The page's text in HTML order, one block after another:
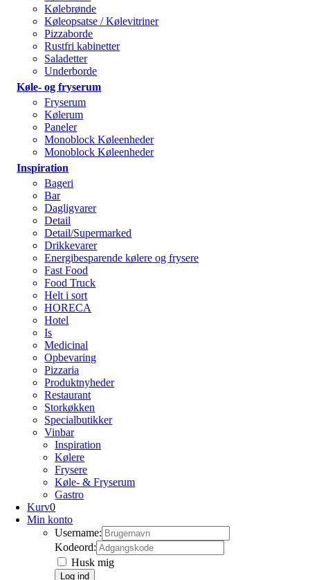
Kølebrønde
Køleopsatse / Kølevitriner
Pizzaborde
Rustfri kabinetter
Saladetter
Underborde
Køle- og fryserum
Fryserum
Kølerum
Paneler
Monoblock Køleenheder
Monoblock Køleenheder
Inspiration
Bageri
Bar
Dagligvarer
Detail
Detail/Supermarked
Drikkevarer
Energibesparende kølere og frysere
Fast Food
Food Truck
Helt i sort
HORECA
Hotel
Is
Medicinal
Opbevaring
Pizzaria
Produktnyheder
Restaurant
Storkøkken
Specialbutikker
Vinbar
Inspiration
Kølere
Frysere
Køle- & Fryserum
Gastro
Kurv0
Min konto
Username:
Kodeord:
Husk mig